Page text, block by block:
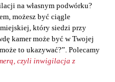
na własnym podwórku?
możesz być ciągle
miejskiej, który siedzi przy
kamer może być w Twojej
to ukazywać?”. Polecamy
czyli inwigilacja z